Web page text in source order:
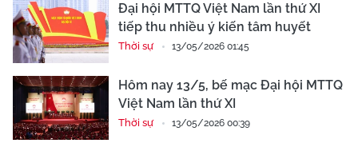
Đại hội MTTQ Việt Nam lần thứ XI
tiếp thu nhiều ý kiến tâm huyết
Thời sự 13/05/2026 01:45
Hôm nay 13/5, bế mạc Đại hội MTTQ
Việt Nam lần thứ XI
Thời sự 13/05/2026 00:39